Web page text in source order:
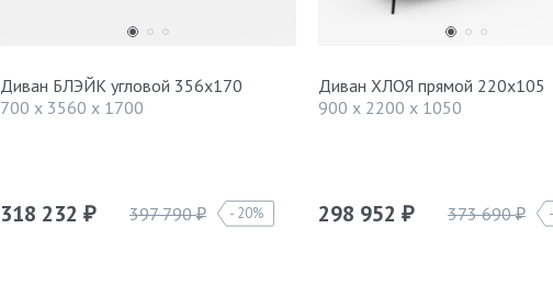
Диван БЛЭЙК угловой 356х170
700 x 3560 x 1700
318 232 ₽ 397 790₽ 20%
Диван ХЛОЯ прямой 220х105
900 x 2200 x 1050
298 952 ₽ 373 690₽